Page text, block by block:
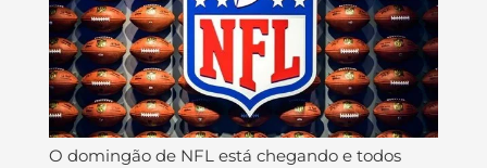
O domingão de NFL está chegando e todos